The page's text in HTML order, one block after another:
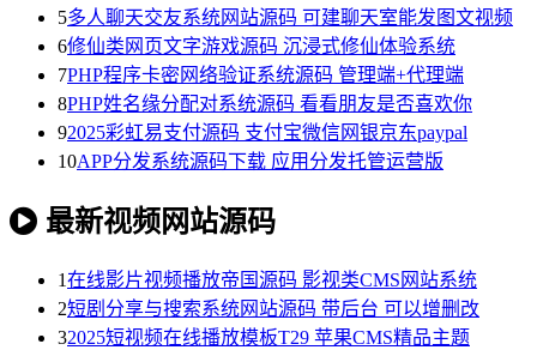
5多人聊天交友系统网站源码 可建聊天室能发图文视频
6修仙类网页文字游戏源码 沉浸式修仙体验系统
7PHP程序卡密网络验证系统源码 管理端+代理端
8PHP姓名缘分配对系统源码 看看朋友是否喜欢你
92025彩虹易支付源码 支付宝微信网银京东paypal
10APP分发系统源码下载 应用分发托管运营版
最新视频网站源码
1在线影片视频播放帝国源码 影视类CMS网站系统
2短剧分享与搜索系统网站源码 带后台 可以增删改
32025短视频在线播放模板T29 苹果CMS精品主题